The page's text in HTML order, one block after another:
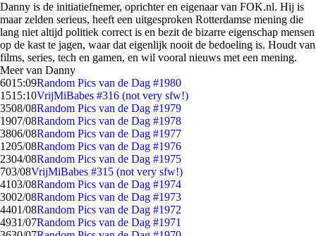
Danny is de initiatiefnemer, oprichter en eigenaar van FOK.nl. Hij is
maar zelden serieus, heeft een uitgesproken Rotterdamse mening die
lang niet altijd politiek correct is en bezit de bizarre eigenschap mensen
op de kast te jagen, waar dat eigenlijk nooit de bedoeling is. Houdt van
films, series, tech en gamen, en wil vooral nieuws met een mening.
Meer van Danny
6015:09Random Pics van de Dag #1980
1515:10VrijMiBabes #316 (not very sfw!)
3508/08Random Pics van de Dag #1979
1907/08Random Pics van de Dag #1978
3806/08Random Pics van de Dag #1977
1205/08Random Pics van de Dag #1976
2304/08Random Pics van de Dag #1975
703/08VrijMiBabes #315 (not very sfw!)
4103/08Random Pics van de Dag #1974
3002/08Random Pics van de Dag #1973
4401/08Random Pics van de Dag #1972
4931/07Random Pics van de Dag #1971